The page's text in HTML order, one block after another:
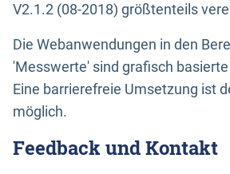
V2.1.2 (08-2018) größtenteils
Die Webanwendungen in den
'Messwerte' sind grafisch
Eine barrierefreie Umsetzung ist
möglich.
Feedback und Kontakt